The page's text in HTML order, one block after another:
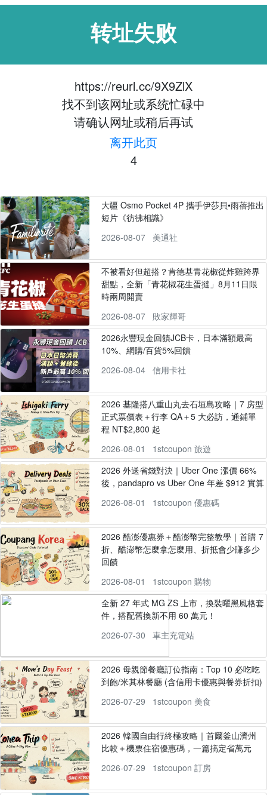
转址失败
https://reurl.cc/9X9ZlX
找不到该网址或系统忙碌中
请确认网址或稍后再试
离开此页
4
大疆 Osmo Pocket 4P 攜手伊莎貝•雨蓓推出
短片《彷彿相識》
2026-08-07
美通社
不被看好但超搭？肯德基青花椒從炸雞跨界
甜點，全新「青花椒花生蛋撻」8月11日限
時兩周開賣
2026-08-07
敗家輝哥
2026永豐現金回饋JCB卡，日本滿額最高
10%、網購/百貨5%回饋
2026-08-04
信用卡社
2026 基隆搭八重山丸去石垣島攻略｜7 房型
正式票價表＋行李 QA＋5 大必訪，通鋪單
程 NT$2,800 起
2026-08-01
1stcoupon 旅遊
2026 外送省錢對決｜Uber One 漲價 66%
後，pandapro vs Uber One 年差 $912 實算
2026-08-01
1stcoupon 優惠碼
2026 酷澎優惠券＋酷澎幣完整教學｜首購 7
折、酷澎幣怎麼拿怎麼用、折抵會少賺多少
回饋
2026-08-01
1stcoupon 購物
全新 27 年式 MG ZS 上市，換裝曜黑風格套
件，搭配舊換新不用 60 萬元！
2026-07-30
車主充電站
2026 母親節餐廳訂位指南：Top 10 必吃吃
到飽/米其林餐廳 (含信用卡優惠與餐券折扣)
2026-07-29
1stcoupon 美食
2026 韓國自由行終極攻略｜首爾釜山濟州
比較＋機票住宿優惠碼，一篇搞定省萬元
2026-07-29
1stcoupon 訂房